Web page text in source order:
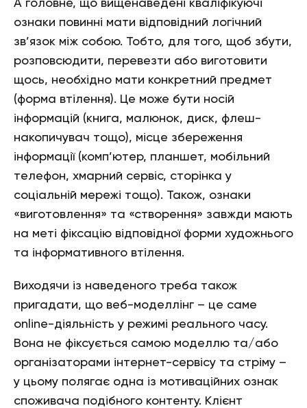
А головне, що вищенаведені кваліфікуючі
ознаки повинні мати відповідний логічний
зв’язок між собою. Тобто, для того, щоб збути,
розповсюдити, перевезти або виготовити
щось, необхідно мати конкретний предмет
(форма втілення). Це може бути носій
інформацій (книга, малюнок, диск, флеш-
накопичувач тощо), місце збереження
інформації (комп’ютер, планшет, мобільний
телефон, хмарний сервіс, сторінка у
соціальній мережі тощо). Також, ознаки
«виготовлення» та «створення» завжди мають
на меті фіксацію відповідної форми художнього
та інформативного втілення.
Виходячи із наведеного треба також
пригадати, що веб-моделлінг – це саме
online-діяльність у режимі реального часу.
Вона не фіксується самою моделлю та/або
організаторами інтернет-сервісу та стріму –
у цьому полягає одна із мотиваційних ознак
споживача подібного контенту. Клієнт